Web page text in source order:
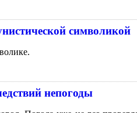
символикой
непогоды